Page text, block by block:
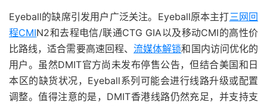
Eyeball的缺席引发用户广泛关注。Eyeball原本主打三网回
程CMIN2和去程电信/联通CTG GIA以及移动CMI的高性价
比路线，适合需要高速回程、流媒体解锁和国内访问优化的
用户。虽然DMIT官方尚未发布停售公告，但结合美国和日
本区的缺货状况，Eyeball系列可能会进行线路升级或配置
调整。值得注意的是，DMIT香港线路仍然充足，并支持支